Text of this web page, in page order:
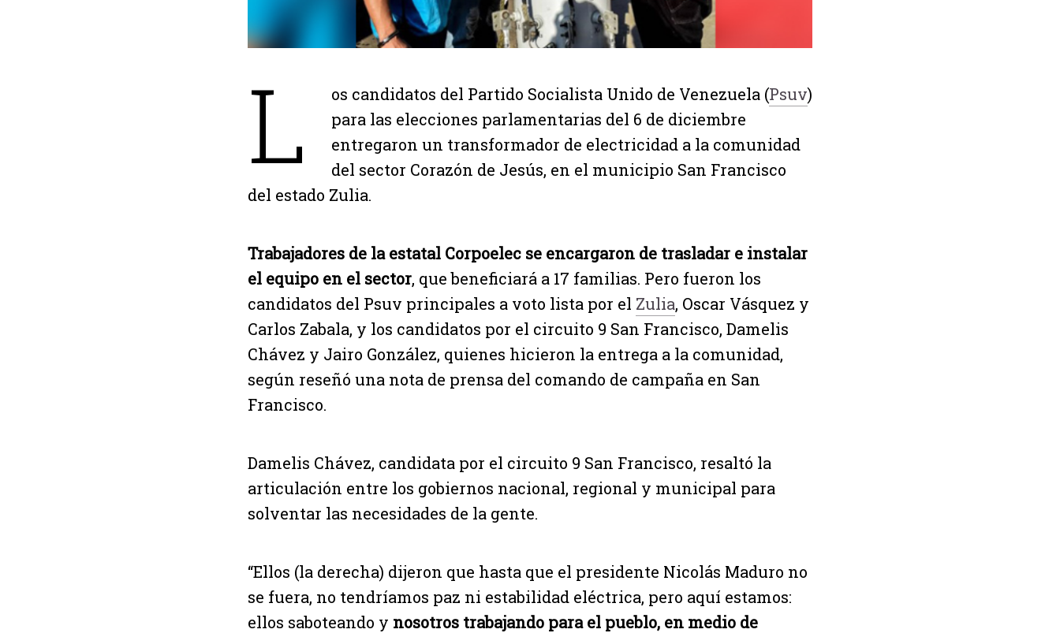
L os candidatos del Partido Socialista Unido de Venezuela (Psuv)
para las elecciones parlamentarias del 6 de diciembre
entregaron un transformador de electricidad a la comunidad
del sector Corazón de Jesús, en el municipio San Francisco
del estado Zulia.
Trabajadores de la estatal Corpoelec se encargaron de trasladar e instalar
el equipo en el sector, que beneficiará a 17 familias. Pero fueron los
candidatos del Psuv principales a voto lista por el Zulia, Oscar Vásquez y
Carlos Zabala, y los candidatos por el circuito 9 San Francisco, Damelis
Chávez y Jairo González, quienes hicieron la entrega a la comunidad,
según reseñó una nota de prensa del comando de campaña en San
Francisco.
Damelis Chávez, candidata por el circuito 9 San Francisco, resaltó la
articulación entre los gobiernos nacional, regional y municipal para
solventar las necesidades de la gente.
“Ellos (la derecha) dijeron que hasta que el presidente Nicolás Maduro no
se fuera, no tendríamos paz ni estabilidad eléctrica, pero aquí estamos:
ellos saboteando y nosotros trabajando para el pueblo, en medio de